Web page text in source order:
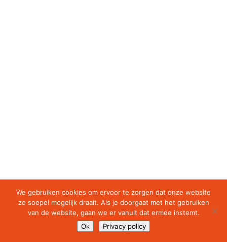
We gebruiken cookies om ervoor te zorgen dat onze website
zo soepel mogelijk draait. Als je doorgaat met het gebruiken
van de website, gaan we er vanuit dat ermee instemt.
Ok
Privacy policy